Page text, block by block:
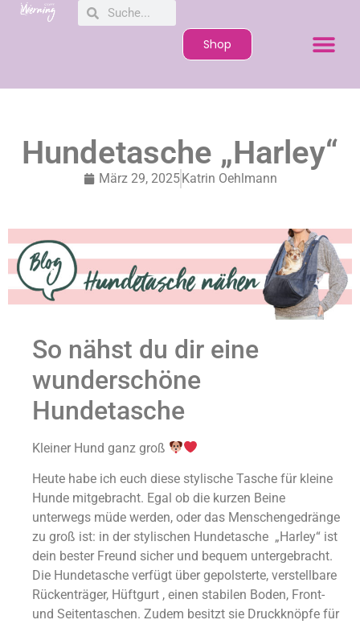
Shop
Hundetasche „Harley“
März 29, 2025Katrin Oehlmann
So nähst du dir eine
wunderschöne
Hundetasche
Kleiner Hund ganz groß
Heute habe ich euch diese stylische Tasche für kleine
Hunde mitgebracht. Egal ob die kurzen Beine
unterwegs müde werden, oder das Menschengedränge
zu groß ist: in der stylischen Hundetasche „Harley“ ist
dein bester Freund sicher und bequem untergebracht.
Die Hundetasche verfügt über gepolsterte, verstellbare
Rückenträger, Hüftgurt , einen stabilen Boden, Front-
und Seitentaschen. Zudem besitzt sie Druckknöpfe für